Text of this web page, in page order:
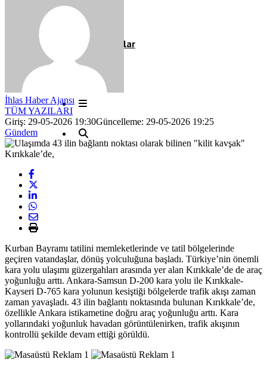
Röportaj
Resmi İlanlar
İhlas Haber Ajansı
TÜM YAZILARI
Giriş: 29-05-2026 19:30Güncelleme: 29-05-2026 19:25
Gündem
Kurban Bayramı tatilini memleketlerinde ve tatil bölgelerinde
geçiren vatandaşlar, dönüş yolculuğuna başladı. Türkiye’nin önemli
kara yolu ulaşımı güzergahları arasında yer alan Kırıkkale’de de araç
yoğunluğu arttı. Ankara-Samsun D-200 kara yolu ile Kırıkkale-
Kayseri D-765 kara yolunun kesiştiği bölgelerde trafik akışı zaman
zaman yavaşladı. 43 ilin bağlantı noktasında bulunan Kırıkkale’de,
özellikle Ankara istikametine doğru araç yoğunluğu arttı. Kara
yollarındaki yoğunluk havadan görüntülenirken, trafik akışının
kontrollü şekilde devam ettiği görüldü.